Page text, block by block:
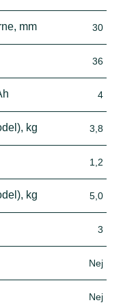
mm 30
36
4
kg 3,8
1,2
kg 5,0
3
Nej
Nej